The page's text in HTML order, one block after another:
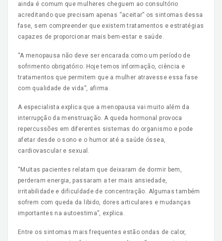
ainda é comum que mulheres cheguem ao consultório
acreditando que precisam apenas “aceitar” os sintomas dessa
fase, sem compreender que existem tratamentos e estratégias
capazes de proporcionar mais bem-estar e saúde.
“A menopausa não deve ser encarada como um período de
sofrimento obrigatório. Hoje temos informação, ciência e
tratamentos que permitem que a mulher atravesse essa fase
com qualidade de vida”, afirma.
A especialista explica que a menopausa vai muito além da
interrupção da menstruação. A queda hormonal provoca
repercussões em diferentes sistemas do organismo e pode
afetar desde o sono e o humor até a saúde óssea,
cardiovascular e sexual.
“Muitas pacientes relatam que deixaram de dormir bem,
perderam energia, passaram a ter mais ansiedade,
irritabilidade e dificuldade de concentração. Algumas também
sofrem com queda da libido, dores articulares e mudanças
importantes na autoestima”, explica.
Entre os sintomas mais frequentes estão ondas de calor,